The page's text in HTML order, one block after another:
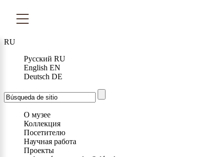
RU
Русский RU
English EN
Deutsch DE
О музее
Коллекция
Посетителю
Научная работа
Проекты